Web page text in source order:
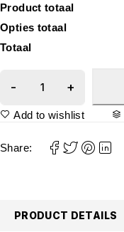
Product totaal
Opties totaal
Totaal
Add to wishlist
Share:
PRODUCT DETAILS